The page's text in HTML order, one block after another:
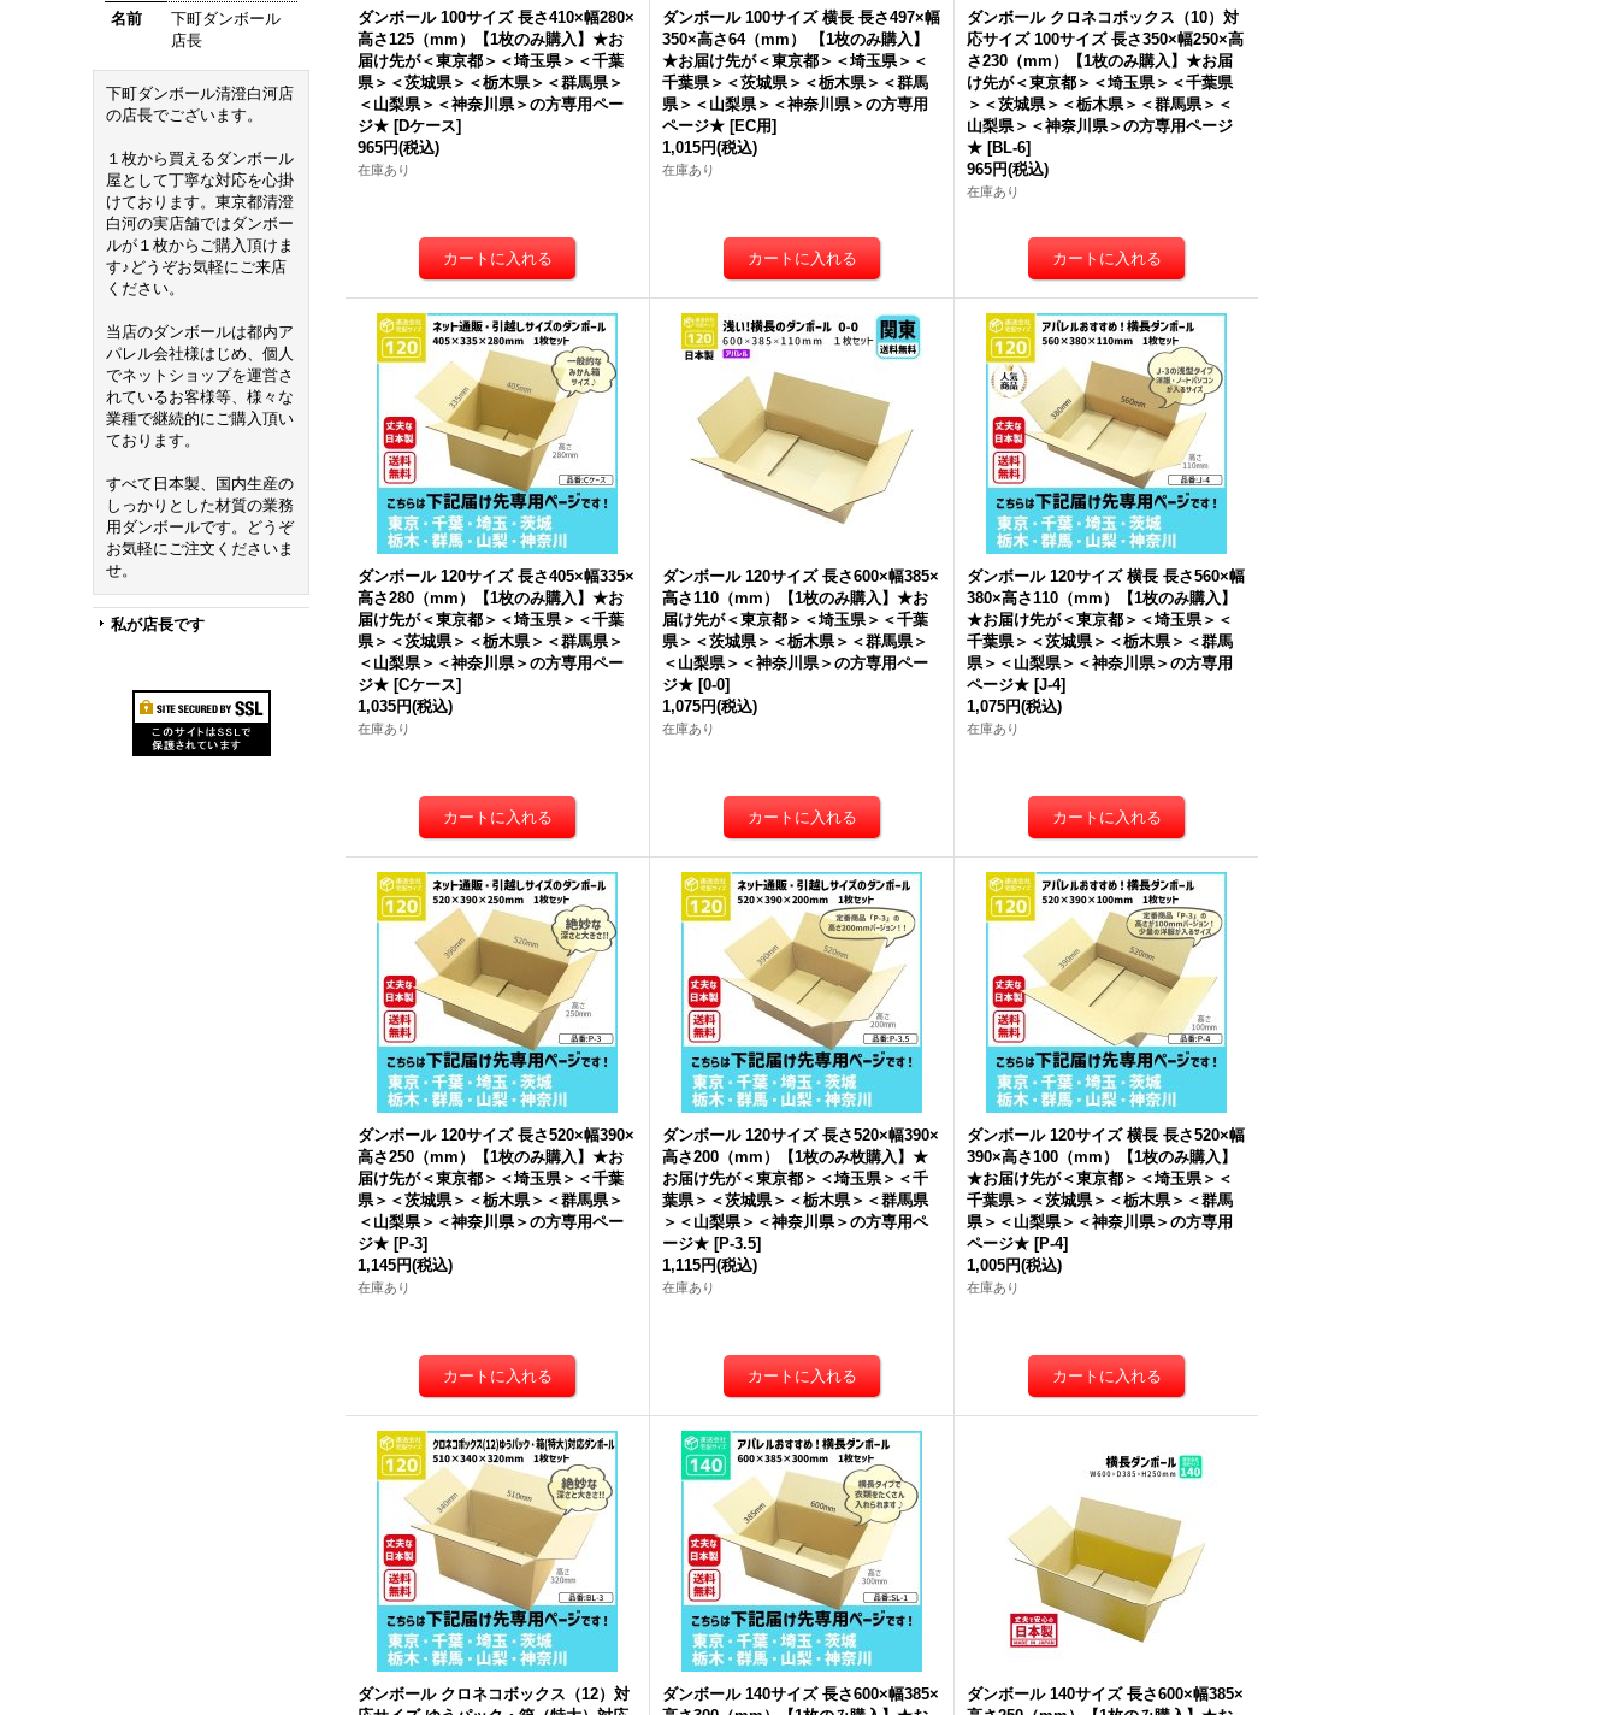
名前
下町ダンボール
店長
下町ダンボール清澄白河店
の店長でございます。
１枚から買えるダンボール
屋として丁寧な対応を心掛
けております。東京都清澄
白河の実店舗ではダンボー
ルが１枚からご購入頂けま
す♪どうぞお気軽にご来店
ください。
当店のダンボールは都内ア
パレル会社様はじめ、個人
でネットショップを運営さ
れているお客様等、様々な
業種で継続的にご購入頂い
ております。
すべて日本製、国内生産の
しっかりとした材質の業務
用ダンボールです。どうぞ
お気軽にご注文くださいま
せ。
私が店長です
ダンボール 100サイズ 長さ410×幅280×
高さ125（mm）【1枚のみ購入】★お
届け先が＜東京都＞＜埼玉県＞＜千葉
県＞＜茨城県＞＜栃木県＞＜群馬県＞
＜山梨県＞＜神奈川県＞の方専用ペー
ジ★ [Dケース]
965円(税込)
在庫あり
ダンボール 100サイズ 横長 長さ497×幅
350×高さ64（mm） 【1枚のみ購入】
★お届け先が＜東京都＞＜埼玉県＞＜
千葉県＞＜茨城県＞＜栃木県＞＜群馬
県＞＜山梨県＞＜神奈川県＞の方専用
ページ★ [EC用]
1,015円(税込)
在庫あり
ダンボール クロネコボックス（10）対
応サイズ 100サイズ 長さ350×幅250×高
さ230（mm）【1枚のみ購入】★お届
け先が＜東京都＞＜埼玉県＞＜千葉県
＞＜茨城県＞＜栃木県＞＜群馬県＞＜
山梨県＞＜神奈川県＞の方専用ページ
★ [BL-6]
965円(税込)
在庫あり
ダンボール 120サイズ 長さ405×幅335×
高さ280（mm）【1枚のみ購入】★お
届け先が＜東京都＞＜埼玉県＞＜千葉
県＞＜茨城県＞＜栃木県＞＜群馬県＞
＜山梨県＞＜神奈川県＞の方専用ペー
ジ★ [Cケース]
1,035円(税込)
在庫あり
ダンボール 120サイズ 長さ600×幅385×
高さ110（mm）【1枚のみ購入】★お
届け先が＜東京都＞＜埼玉県＞＜千葉
県＞＜茨城県＞＜栃木県＞＜群馬県＞
＜山梨県＞＜神奈川県＞の方専用ペー
ジ★ [0-0]
1,075円(税込)
在庫あり
ダンボール 120サイズ 横長 長さ560×幅
380×高さ110（mm）【1枚のみ購入】
★お届け先が＜東京都＞＜埼玉県＞＜
千葉県＞＜茨城県＞＜栃木県＞＜群馬
県＞＜山梨県＞＜神奈川県＞の方専用
ページ★ [J-4]
1,075円(税込)
在庫あり
ダンボール 120サイズ 長さ520×幅390×
高さ250（mm）【1枚のみ購入】★お
届け先が＜東京都＞＜埼玉県＞＜千葉
県＞＜茨城県＞＜栃木県＞＜群馬県＞
＜山梨県＞＜神奈川県＞の方専用ペー
ジ★ [P-3]
1,145円(税込)
在庫あり
ダンボール 120サイズ 長さ520×幅390×
高さ200（mm）【1枚のみ枚購入】★
お届け先が＜東京都＞＜埼玉県＞＜千
葉県＞＜茨城県＞＜栃木県＞＜群馬県
＞＜山梨県＞＜神奈川県＞の方専用ペ
ージ★ [P-3.5]
1,115円(税込)
在庫あり
ダンボール 120サイズ 横長 長さ520×幅
390×高さ100（mm）【1枚のみ購入】
★お届け先が＜東京都＞＜埼玉県＞＜
千葉県＞＜茨城県＞＜栃木県＞＜群馬
県＞＜山梨県＞＜神奈川県＞の方専用
ページ★ [P-4]
1,005円(税込)
在庫あり
ダンボール クロネコボックス（12）対
ダンボール 140サイズ 長さ600×幅385×
ダンボール 140サイズ 長さ600×幅385×